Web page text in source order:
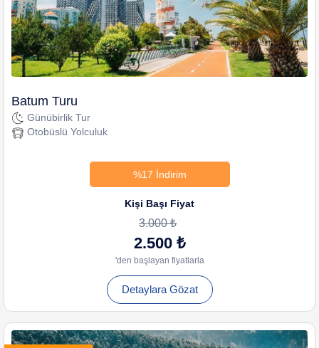
Batum Turu
Günübirlik Tur
Otobüslü Yolculuk
%17 İndirim
Kişi Başı Fiyat
3.000 ₺
2.500 ₺
'den başlayan fiyatlarla
Detaylara Gözat